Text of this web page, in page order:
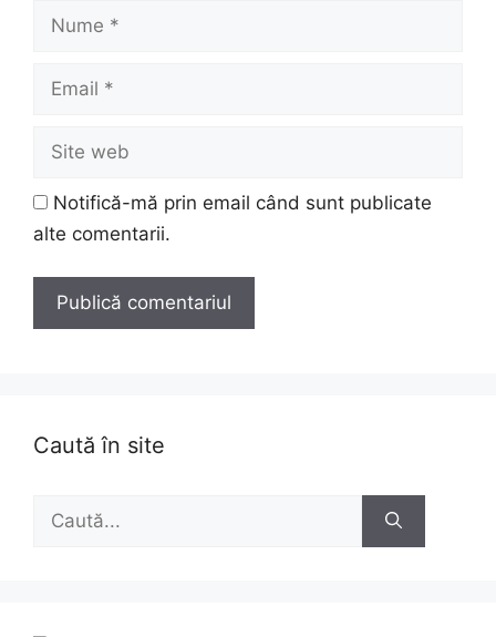
Nume
Email
Site
web
Notifică-mă prin email când sunt publicate
alte comentarii.
Caută în site
după: